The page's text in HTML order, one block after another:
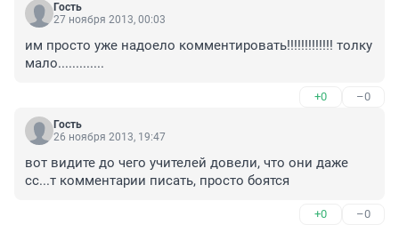
Гость
27 ноября 2013, 00:03
им просто уже надоело комментировать!!!!!!!!!!!!! толку
мало.............
+0 –0
Гость
26 ноября 2013, 19:47
вот видите до чего учителей довели, что они даже
сс...т комментарии писать, просто боятся
+0 –0